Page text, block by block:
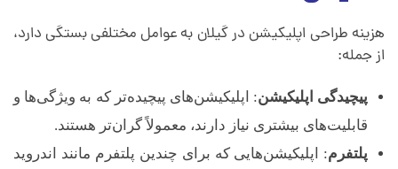
هزینه طراحی اپلیکیشن در گیلان به عوامل مختلفی بستگی دارد،
از جمله:
پیچیدگی اپلیکیشن: اپلیکیشن‌های پیچیده‌تر که به ویژگی‌ها و
قابلیت‌های بیشتری نیاز دارند، معمولاً گران‌تر هستند.
پلتفرم: اپلیکیشن‌هایی که برای چندین پلتفرم مانند اندروید